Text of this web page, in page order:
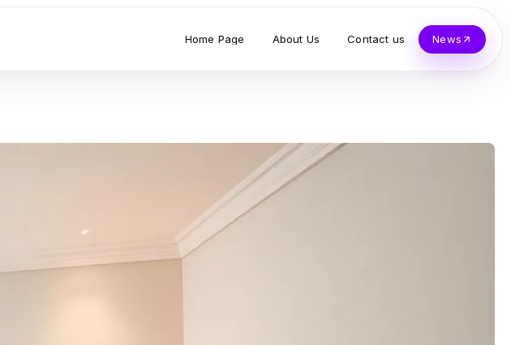
Home Page About Us Contact us News